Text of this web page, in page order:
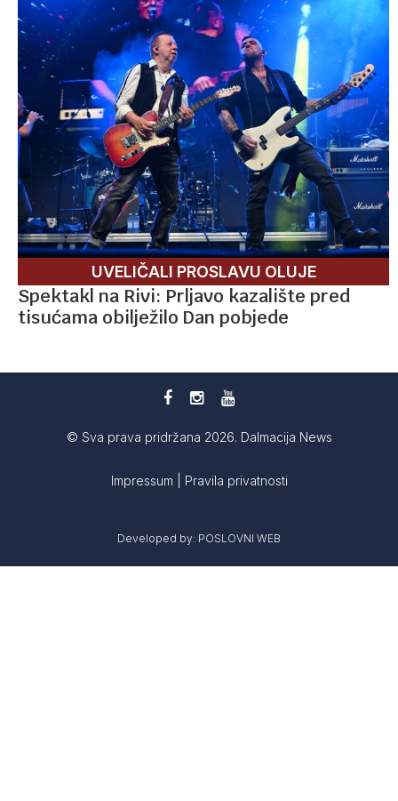
UVELIČALI PROSLAVU OLUJE
Spektakl na Rivi: Prljavo kazalište pred
tisućama obilježilo Dan pobjede
© Sva prava pridržana 2026. Dalmacija News
Impressum Pravila privatnosti
Developed by: POSLOVNI WEB